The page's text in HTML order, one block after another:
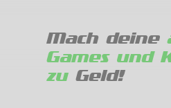
Mach deine
Games und
zuGeld!